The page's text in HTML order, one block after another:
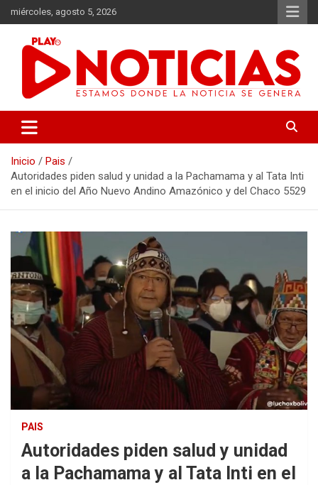
Saltar
al
contenido
miércoles, agosto 5, 2026
Play Noticias
Inicio
Pais
Autoridades piden salud y unidad a la Pachamama y al Tata Inti
en el inicio del Año Nuevo Andino Amazónico y del Chaco 5529
PAIS
Autoridades piden salud y unidad
a la Pachamama y al Tata Inti en el